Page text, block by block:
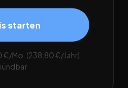
starten
€/Mo. (238,80 €/Jahr) ·